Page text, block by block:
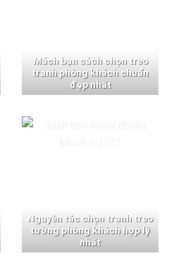
Mách bạn cách chọn treo
tranh phòng khách chuẩn
đẹp nhất
Nguyên tắc chọn tranh treo
tường phòng khách hợp lý
nhất